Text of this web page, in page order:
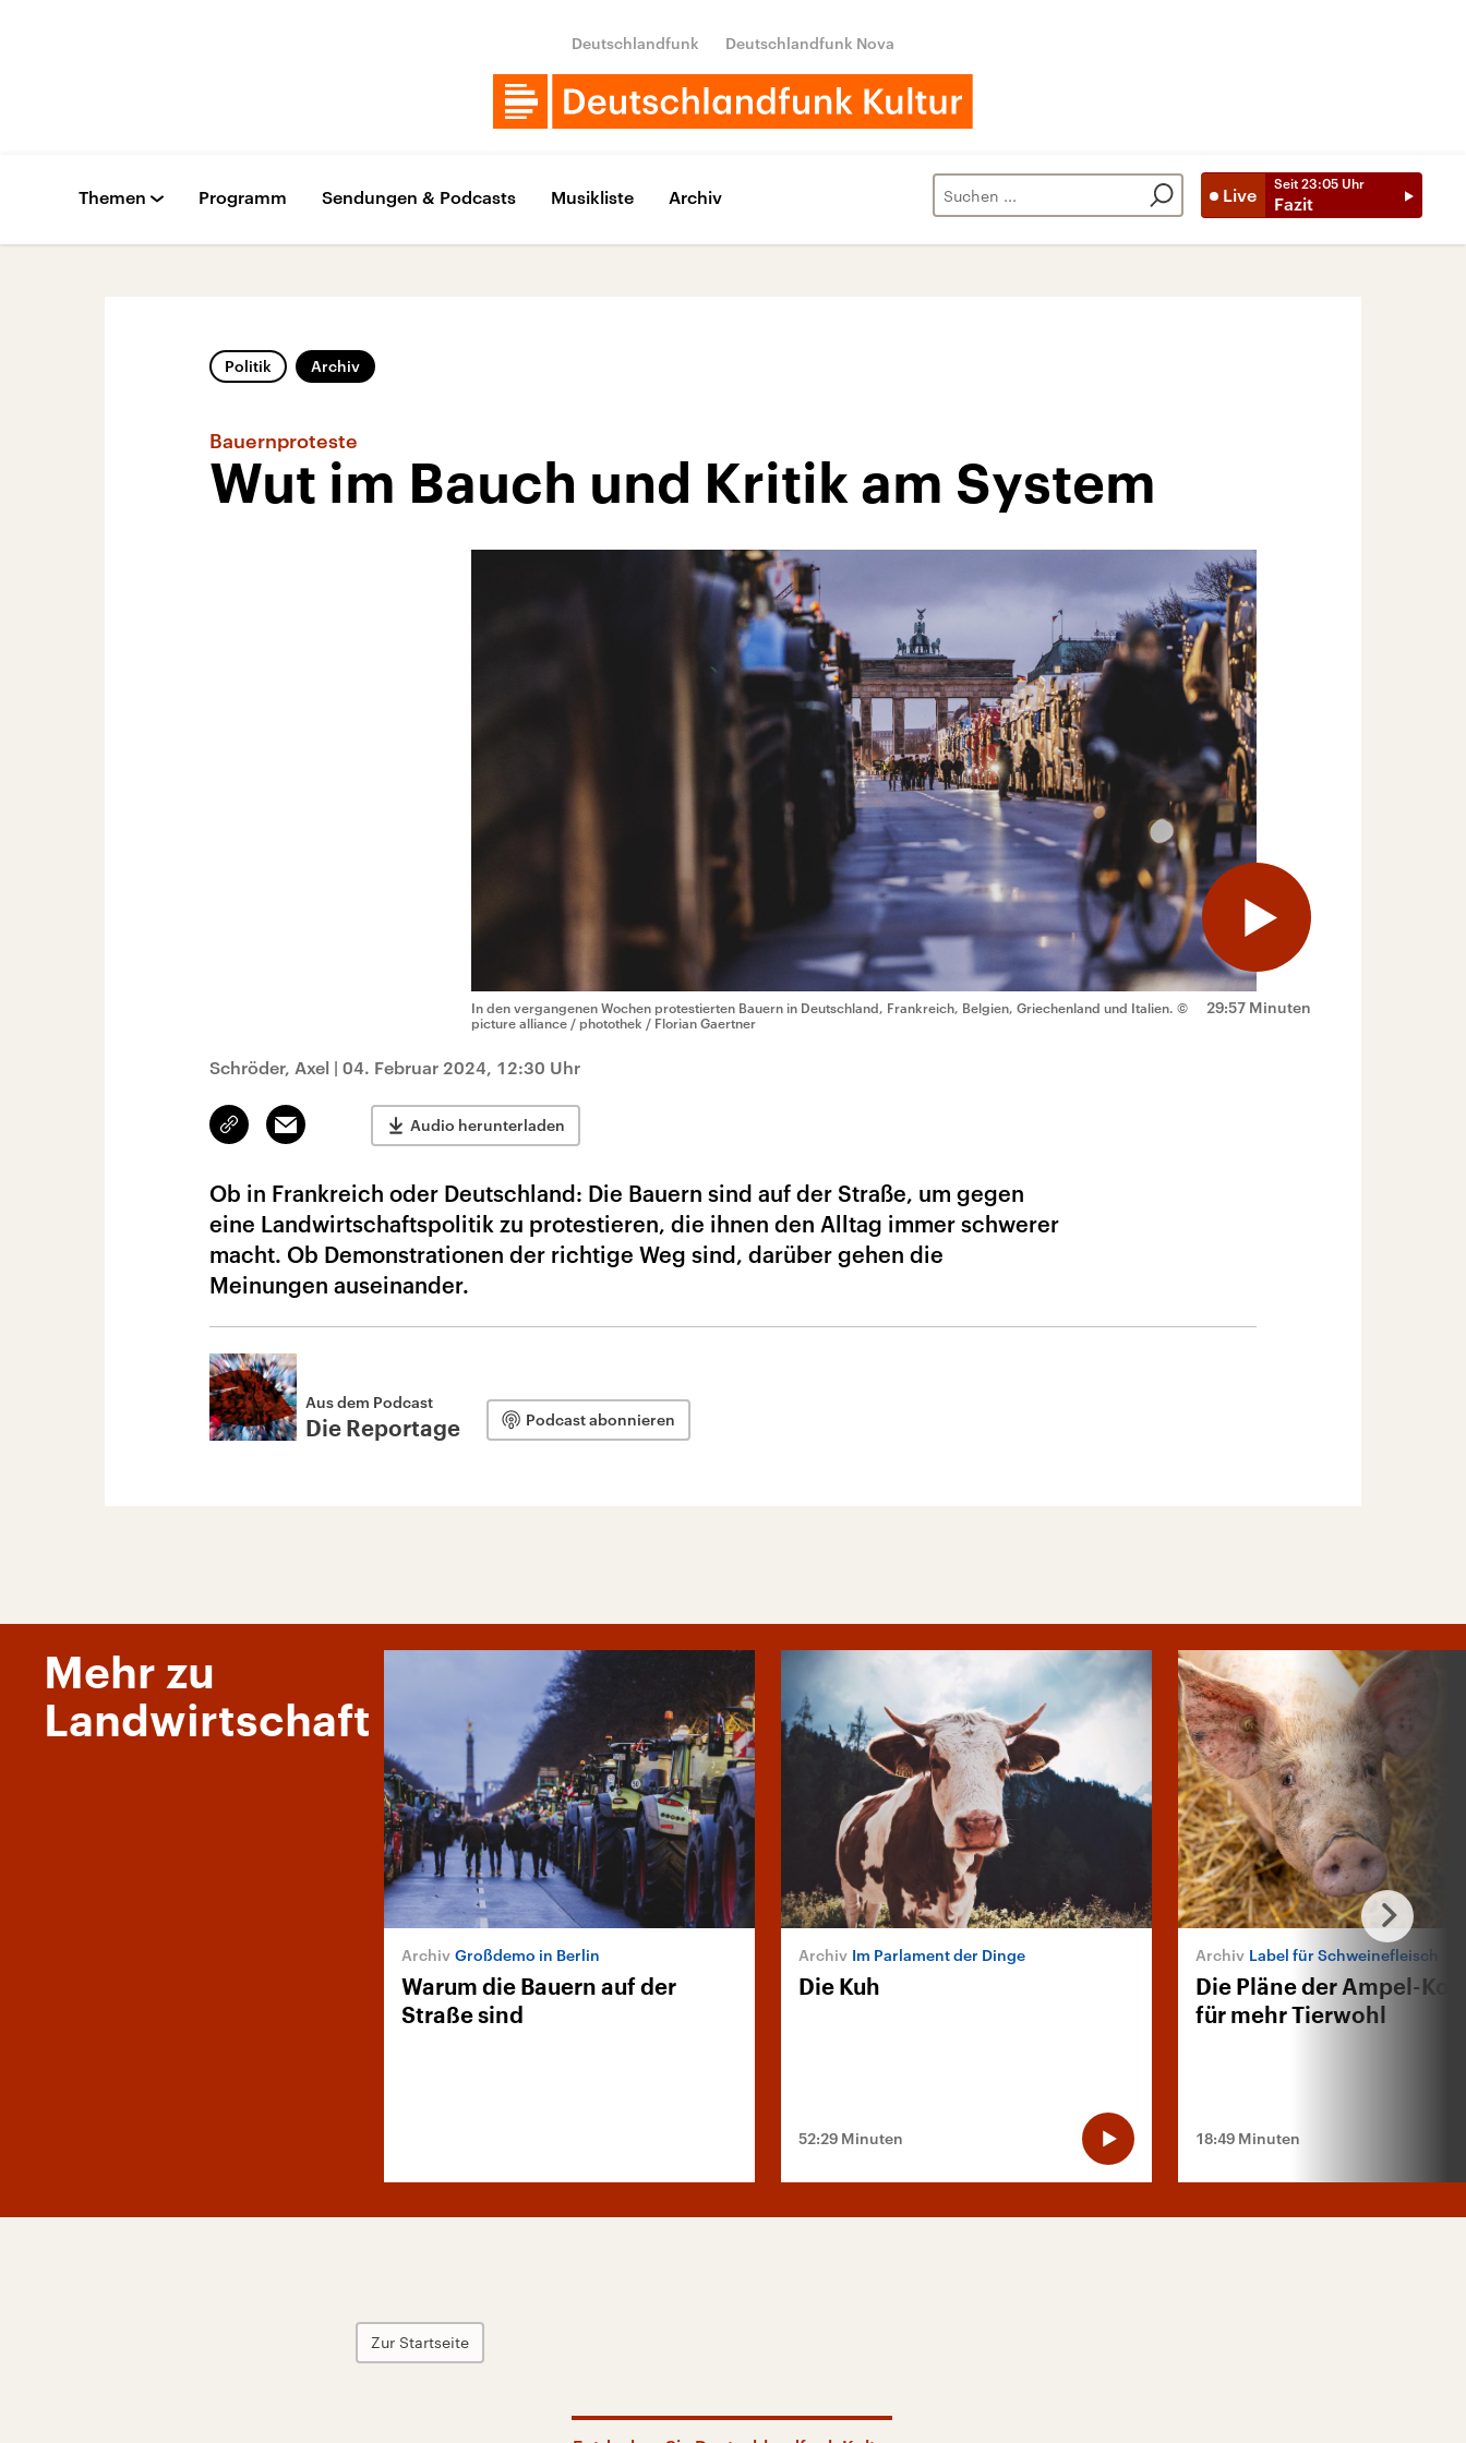
Deutschlandfunk Deutschlandfunk Nova
Live
Seit 23:05 Uhr
Fazit
Themen Programm Sendungen & Podcasts Musikliste Archiv
Politik Archiv
Bauernproteste
Wut im Bauch und Kritik am System
29:57 Minuten
In den vergangenen Wochen protestierten Bauern in Deutschland, Frankreich, Belgien, Griechenland und Italien. ©
picture alliance / photothek / Florian Gaertner
Schröder, Axel | 04. Februar 2024, 12:30 Uhr
Link
kopieren/teilen
Email Audio herunterladen
Ob in Frankreich oder Deutschland: Die Bauern sind auf der Straße, um gegen
eine Landwirtschaftspolitik zu protestieren, die ihnen den Alltag immer schwerer
macht. Ob Demonstrationen der richtige Weg sind, darüber gehen die
Meinungen auseinander.
Aus dem Podcast
Die Reportage Podcast abonnieren
Mehr zu
Landwirtschaft
Großdemo in Berlin
Warum die Bauern auf der
Straße sind
Im Parlament der Dinge
Die Kuh
52:29 Minuten
Label für Schweinefleisch
Die Pläne der Ampel-
für mehr Tierwohl
18:49 Minuten
Zur Startseite